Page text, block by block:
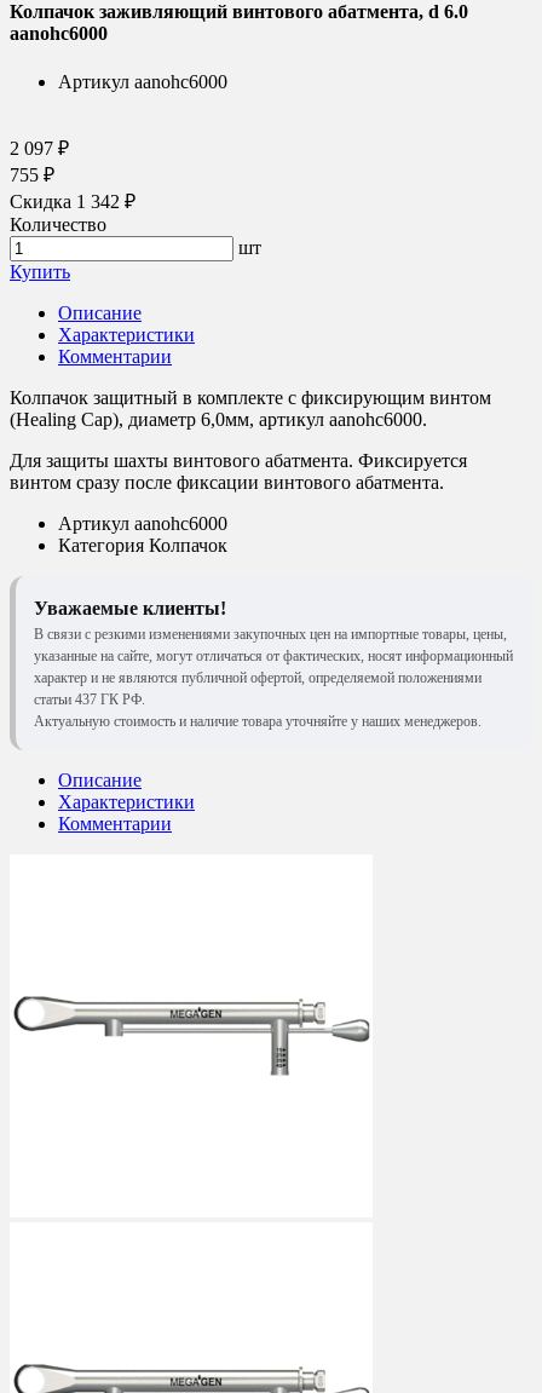
Колпачок заживляющий винтового абатмента, d 6.0
aanohc6000
Артикул aanohc6000
2 097 ₽
755 ₽
Скидка 1 342 ₽
Количество
шт
Купить
Описание
Характеристики
Комментарии
Колпачок защитный в комплекте с фиксирующим винтом
(Healing Сар), диаметр 6,0мм, артикул aanohc6000.
Для защиты шахты винтового абатмента. Фиксируется
винтом сразу после фиксации винтового абатмента.
Артикул aanohc6000
Категория Колпачок
Уважаемые клиенты!
В связи с резкими изменениями закупочных цен на импортные товары, цены,
указанные на сайте, могут отличаться от фактических, носят информационный
характер и не являются публичной офертой, определяемой положениями
статьи 437 ГК РФ.
Актуальную стоимость и наличие товара уточняйте у наших менеджеров.
Описание
Характеристики
Комментарии